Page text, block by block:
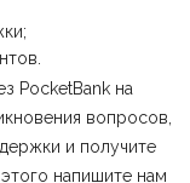
PocketBank на
вопросов,
и получите
напишите нам